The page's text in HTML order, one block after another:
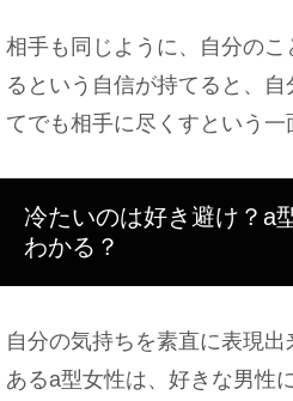
相手も同じように、自分の
るという自信が持てると、
てでも相手に尽くすという一
冷たいのは好き避け？a
わかる？
自分の気持ちを素直に表現
あるa型女性は、好きな男性